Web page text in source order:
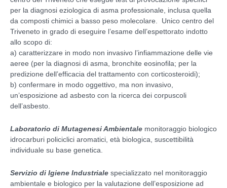
per la diagnosi eziologica di asma professionale, inclusa quella
da composti chimici a basso peso molecolare. Unico centro del
Triveneto in grado di eseguire l’esame dell’espettorato indotto
allo scopo di:
a) caratterizzare in modo non invasivo l’infiammazione delle vie
aeree (per la diagnosi di asma, bronchite eosinofila; per la
predizione dell’efficacia del trattamento con corticosteroidi);
b) confermare in modo oggettivo, ma non invasivo,
un’esposizione ad asbesto con la ricerca dei corpuscoli
dell’asbesto.
Laboratorio di Mutagenesi Ambientale monitoraggio biologico
idrocarburi policiclici aromatici, età biologica, suscettibilità
individuale su base genetica.
Servizio di Igiene Industriale specializzato nel monitoraggio
ambientale e biologico per la valutazione dell’esposizione ad